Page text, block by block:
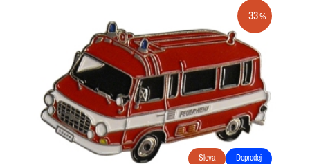
Sleva Doprodej
33